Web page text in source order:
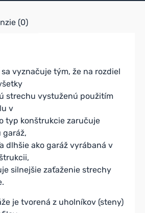
(0)
vyznačuje tým, že na rozdiel
strechu vystuženú použitím
v
typ konštrukcie zaručuje
garáž,
dlhšie ako garáž vyrábaná v
silnejšie zaťaženie strechy
je tvorená z uholníkov (steny)